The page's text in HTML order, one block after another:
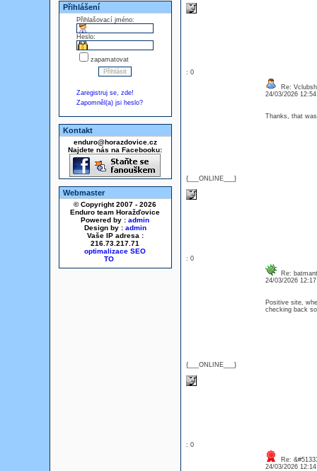
Přihlášení
Přihlašovací jméno:
Heslo:
zapamatovat
Zaregistruj se, zde!
Zapomněl(a) jsi heslo?
Kontakt
enduro@horazdovice.cz
Najdete nás na Facebooku:
Webmaster
© Copyright 2007 - 2026
Enduro team Horažďovice
Powered by : admin
Design by : admin
Vaše IP adresa :
216.73.217.71
optimalizace SEO
: 0
{___ONLINE___}
Re:
24/03/2026
Thanks, that
: 0
{___ONLINE___}
Re:
24/03/2026
Positive site,
checking back
: 0
Re:
24/03/2026